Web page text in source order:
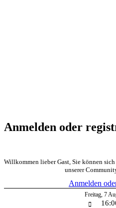
Anmelden oder
Willkommen lieber Gast, Sie können
unserer
Anmelden
Freitag, 7